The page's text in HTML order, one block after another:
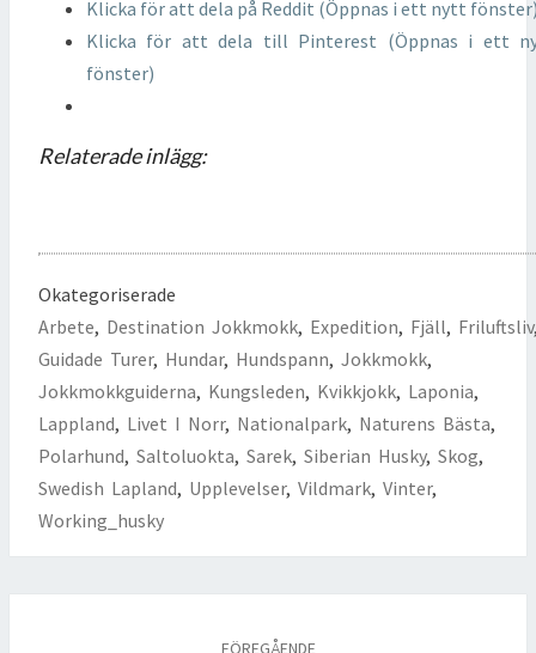
Klicka för att dela på Reddit (Öppnas i ett nytt
Klicka för att dela till Pinterest (Öppnas i ett
fönster)
Relaterade inlägg:
Okategoriserade
Arbete, Destination Jokkmokk, Expedition, Fjäll, Friluftsliv
Guidade Turer, Hundar, Hundspann, Jokkmokk,
Jokkmokkguiderna, Kungsleden, Kvikkjokk, Laponia,
Lappland, Livet I Norr, Nationalpark, Naturens Bästa,
Polarhund, Saltoluokta, Sarek, Siberian Husky, Skog,
Swedish Lapland, Upplevelser, Vildmark, Vinter,
Working_husky
FÖREGÅENDE